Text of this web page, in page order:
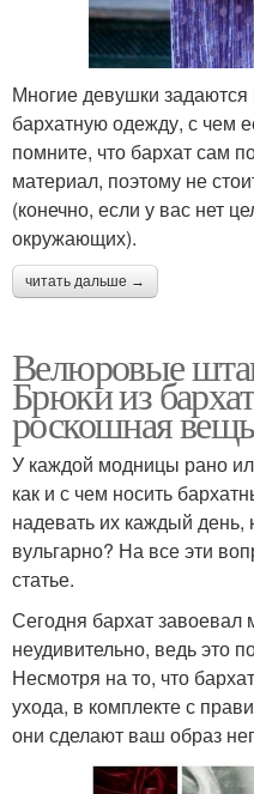
Многие девушки задаются
бархатную одежду, с чем
помните, что бархат сам
материал, поэтому не
(конечно, если у вас нет
окружающих).
читать дальше →
Велюровые
Брюки из
роскошная
У каждой модницы рано
как и с чем носить
надевать их каждый день,
вульгарно? На все эти
статье.
Сегодня бархат
неудивительно, ведь это
Несмотря на то, что
ухода, в комплекте с
они сделают ваш образ